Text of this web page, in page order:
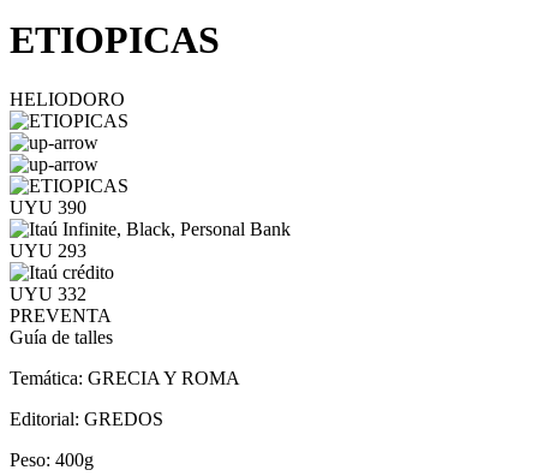
ETIOPICAS
HELIODORO
UYU 390
UYU 293
UYU 332
PREVENTA
Guía de talles
Temática: GRECIA Y ROMA
Editorial: GREDOS
Peso: 400g